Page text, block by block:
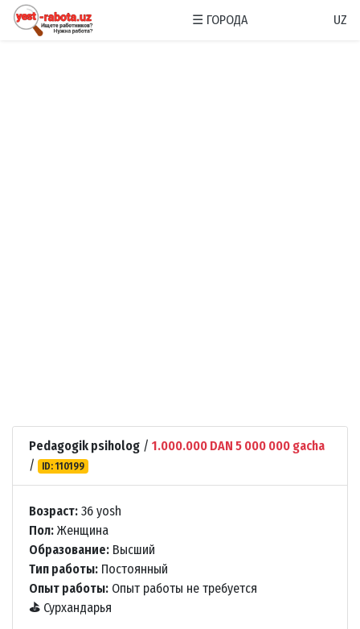
☰ ГОРОДА UZ
Pedagogik psiholog / 1.000.000 DAN 5 000 000 gacha
/
ID: 110199
Возраст: 36 yosh
Пол: Женщина
Образование: Высший
Тип работы: Постоянный
Опыт работы: Опыт работы не требуется
⛳ Сурхандарья